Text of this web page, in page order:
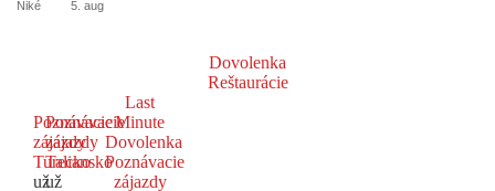
Niké 5. aug
Dovolenka
Reštaurácie
Poznávacie
zájazdy
Turecko
už
Poznávacie
zájazdy
Taliansko
už
Last
Minute
Dovolenka
Poznávacie
zájazdy